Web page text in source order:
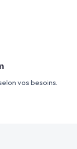
vos besoins.